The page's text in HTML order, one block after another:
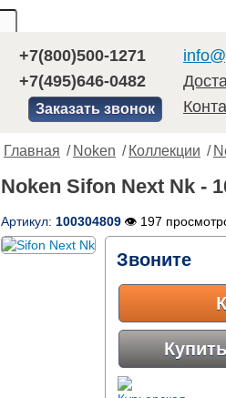
+7(800)500-1271
+7(495)646-0482
Заказать звонок
Главная / Noken / Коллекции /
Noken Sifon Next Nk -
Артикул: 100304809 👁 197
Звоните